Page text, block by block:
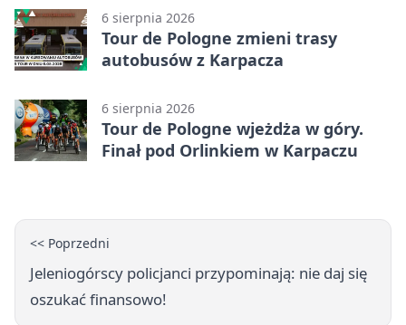
6 sierpnia 2026
Tour de Pologne zmieni trasy
autobusów z Karpacza
6 sierpnia 2026
Tour de Pologne wjeżdża w góry.
Finał pod Orlinkiem w Karpaczu
<< Poprzedni
Jeleniogórscy policjanci przypominają: nie daj się
oszukać finansowo!